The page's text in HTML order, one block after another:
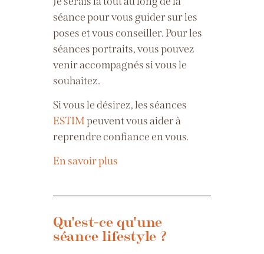
séance pour vous guider sur les
poses et vous conseiller. Pour les
séances portraits, vous pouvez
venir accompagnés si vous le
souhaitez.
Si vous le désirez, les séances
ESTIM peuvent vous aider à
reprendre confiance en vous.
En savoir plus
Qu'est-ce qu'une
séance lifestyle ?